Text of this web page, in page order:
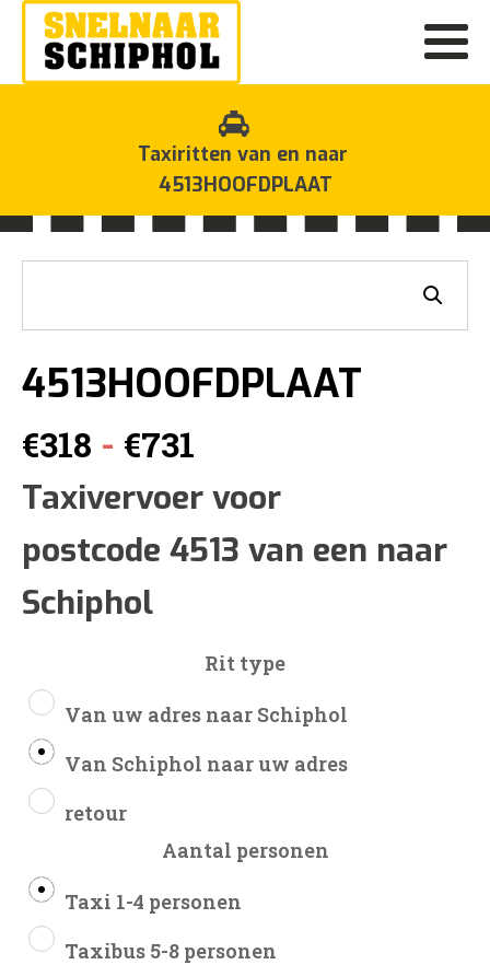
Taxiritten van en naar
4513HOOFDPLAAT
4513HOOFDPLAAT
€318 - €731
€318
tot
Taxivervoer voor
postcode 4513 van een naar
Schiphol
Rit type
Van uw adres naar Schiphol
Van Schiphol naar uw adres
retour
Aantal personen
Taxi 1-4 personen
Taxibus 5-8 personen